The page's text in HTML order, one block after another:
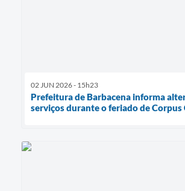
02 JUN 2026 - 15h23
Prefeitura de Barbacena informa
serviços durante o feriado de Corpus